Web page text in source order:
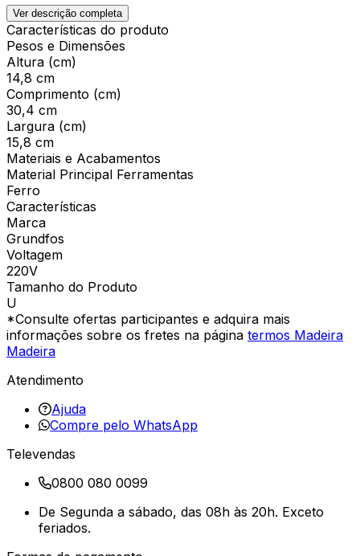
Ver descrição completa
Características do produto
Pesos e Dimensões
Altura (cm)
14,8 cm
Comprimento (cm)
30,4 cm
Largura (cm)
15,8 cm
Materiais e Acabamentos
Material Principal Ferramentas
Ferro
Características
Marca
Grundfos
Voltagem
220V
Tamanho do Produto
U
*Consulte ofertas participantes e adquira mais
informações sobre os fretes na página termos Madeira
Madeira
Atendimento
Ajuda
Compre pelo WhatsApp
Televendas
0800 080 0099
De Segunda a sábado, das 08h às 20h. Exceto
feriados.